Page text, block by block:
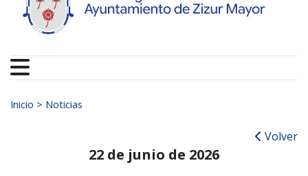
Buscar:
Inicio > Noticias
Volver
22 de junio de 2026